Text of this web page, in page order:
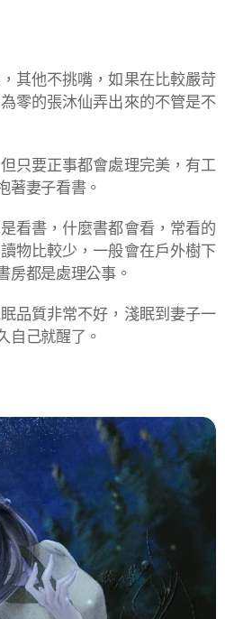
其他不挑嘴，如果在比較嚴苛
零的張沐仙弄出來的不管是不
只要正事都會處理完美，有工
著妻子看書。
看書，什麼書都會看，常看的
物比較少，一般會在戶外樹下
房都是處理公事。
品質非常不好，淺眠到妻子一
自己就醒了。